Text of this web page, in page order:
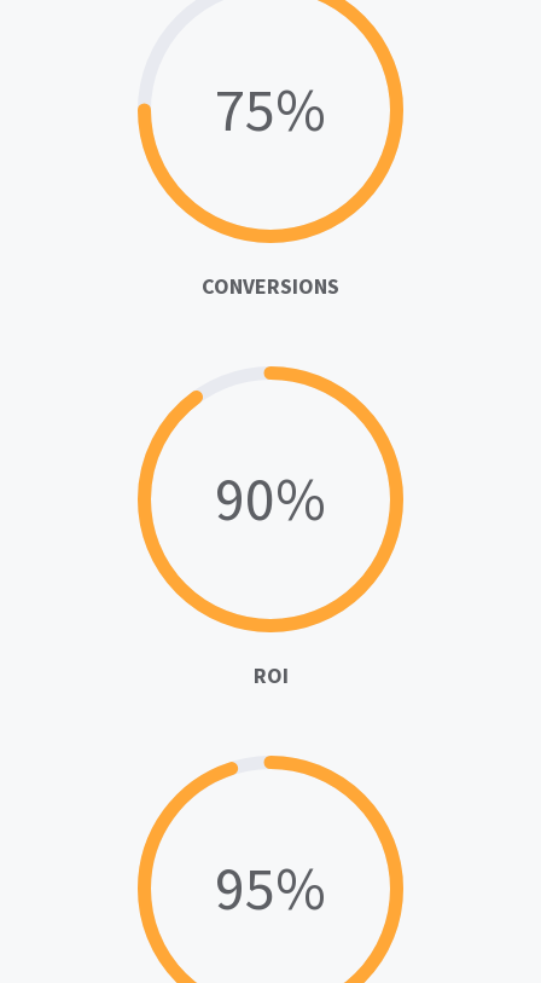
75%
CONVERSIONS
90%
ROI
95%